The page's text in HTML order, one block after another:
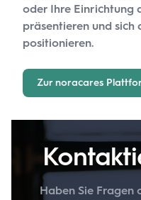
oder Ihre Einrichtung
präsentieren und
positionieren.
Zur noracares
Haben Sie Fragen